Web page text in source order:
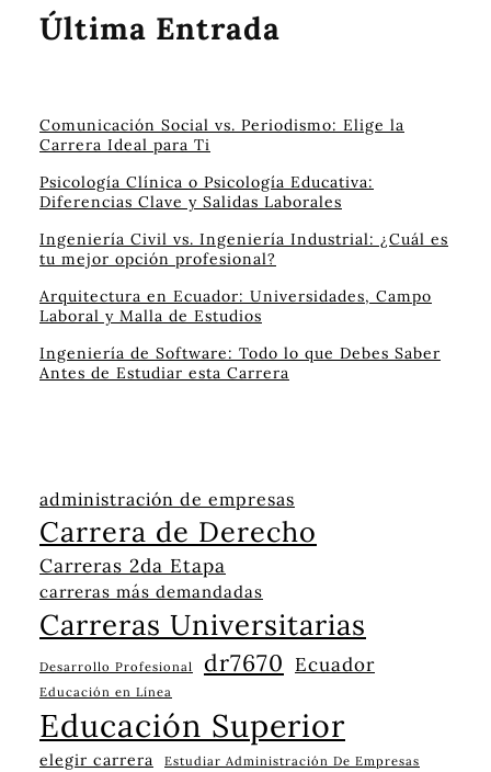
Última Entrada
Comunicación Social vs. Periodismo: Elige la
Carrera Ideal para Ti
Psicología Clínica o Psicología Educativa:
Diferencias Clave y Salidas Laborales
Ingeniería Civil vs. Ingeniería Industrial: ¿Cuál es
tu mejor opción profesional?
Arquitectura en Ecuador: Universidades, Campo
Laboral y Malla de Estudios
Ingeniería de Software: Todo lo que Debes Saber
Antes de Estudiar esta Carrera
administración de empresas
Carrera de Derecho
Carreras 2da Etapa
carreras más demandadas
Carreras Universitarias
Desarrollo Profesional dr7670 Ecuador
Educación en Línea
Educación Superior
elegir carrera Estudiar Administración De Empresas